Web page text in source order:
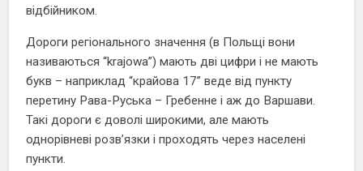
відбійником.
Дороги регіонального значення (в Польщі вони
називаються “krajowa”) мають дві цифри і не мають
букв – наприклад “крайова 17” веде від пункту
перетину Рава-Руська – Гребенне і аж до Варшави.
Такі дороги є доволі широкими, але мають
однорівневі розв’язки і проходять через населені
пункти.